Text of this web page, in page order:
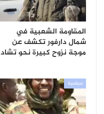
المقاومة الشعبية في
شمال دارفور تكشف عن
موجة نزوح كبيرة نحو تشاد
سياسية